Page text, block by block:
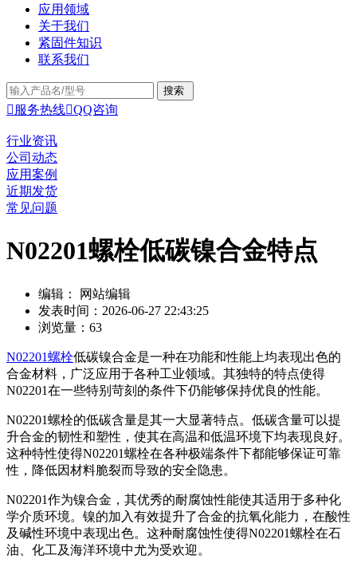
应用领域
关于我们
紧固件知识
联系我们
 服务热线QQ咨询
行业资讯
公司动态
应用案例
近期发货
常见问题
N02201螺栓低碳镍合金特点
编辑： 网站编辑
发表时间：2026-06-27 22:43:25
浏览量：63
N02201螺栓低碳镍合金是一种在功能和性能上均表现出色的
合金材料，广泛应用于各种工业领域。其独特的特点使得
N02201在一些特别苛刻的条件下仍能够保持优良的性能。
N02201螺栓的低碳含量是其一大显著特点。低碳含量可以提
升合金的韧性和塑性，使其在高温和低温环境下均表现良好。
这种特性使得N02201螺栓在各种极端条件下都能够保证可靠
性，降低因材料脆裂而导致的安全隐患。
N02201作为镍合金，其优秀的耐腐蚀性能使其适用于多种化
学介质环境。镍的加入有效提升了合金的抗氧化能力，在酸性
及碱性环境中表现出色。这种耐腐蚀性使得N02201螺栓在石
油、化工及海洋环境中尤为受欢迎。